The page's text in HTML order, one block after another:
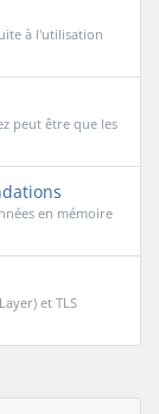
à l'utilisation
peut être que les
en mémoire
et TLS